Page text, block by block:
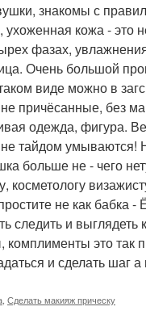
знакомы с
ухоженная кожа -
фазах,
Очень большой
виде можно в
причёсанные, без
одежда, фигура.
не тайдом
больше не - чего
косметологу
не как бабка -
следить и
комплименты это так
и сделать шаг
Сделать макияж прическу